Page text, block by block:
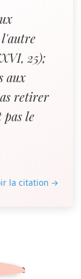
25);
aux
retirer
pas le
la citation →